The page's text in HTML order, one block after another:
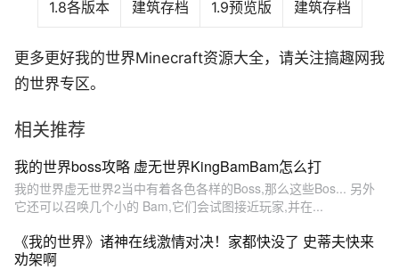
1.8各版本 建筑存档 1.9预览版 建筑存档
更多更好我的世界Minecraft资源大全，请关注搞趣网我
的世界专区。
相关推荐
我的世界boss攻略 虚无世界KingBamBam怎么打
我的世界虚无世界2当中有着各色各样的Boss,那么这些Bos... 另外
它还可以召唤几个小的 Bam,它们会试图接近玩家,并在...
《我的世界》诸神在线激情对决！家都快没了 史蒂夫快来
劝架啊